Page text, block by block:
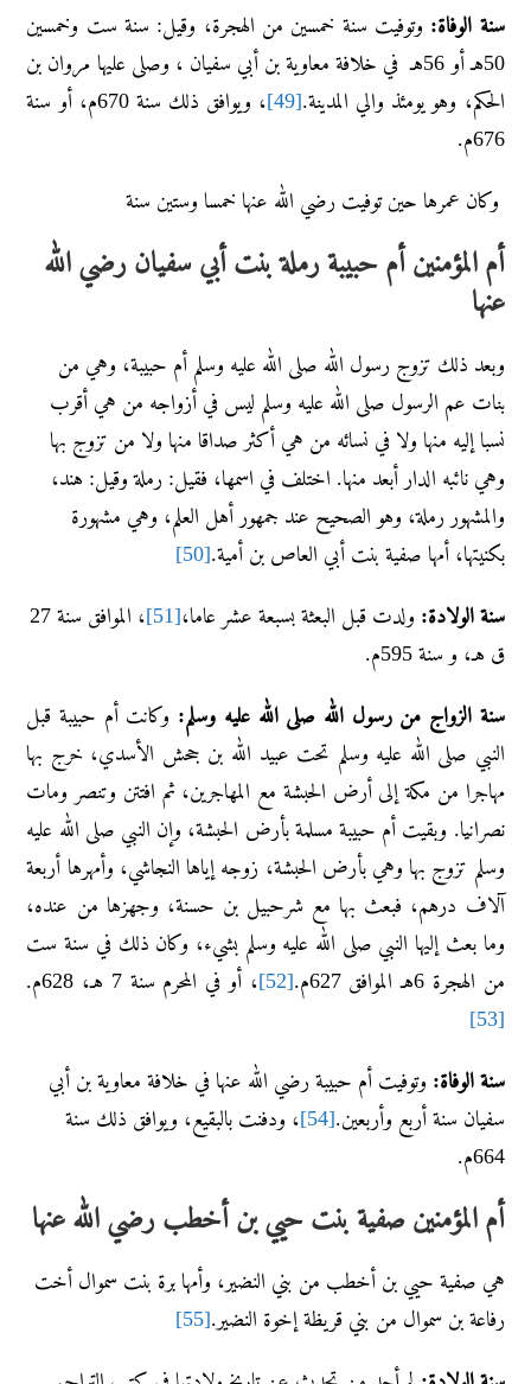
سنة الوفاة: وتوفيت سنة خمسين من الهجرة، وقيل: سنة ست وخمسين
50هـ أو 56هـ في خلافة معاوية بن أبي سفيان ، وصلى عليها مروان بن
الحكم، وهو يومئذ والي المدينة.[49]
، ويوافق ذلك سنة 670م، أو سنة
676م.
وكان عمرها حين توفيت رضي الله عنها خمسا وستين سنة
أم المؤمنين أم حبيبة رملة بنت أبي سفيان رضي الله
عنها
وبعد ذلك تزوج رسول الله صلى الله عليه وسلم أم حبيبة، وهي من
بنات عم الرسول صلى الله عليه وسلم ليس في أزواجه من هي أقرب
نسبا إليه منها ولا في نسائه من هي أكثر صداقا منها ولا من تزوج بها
وهي نائبه الدار أبعد منها. اختلف في اسمها، فقيل: رملة وقيل: هند،
والمشهور رملة، وهو الصحيح عند جمهور أهل العلم، وهي مشهورة
بكنيتها، أمها صفية بنت أبي العاص بن أمية.[50]
سنة الولادة: ولدت قبل البعثة بسبعة عشر عاما،[51]
، الموافق سنة 27
ق هـ، و سنة 595م.
سنة الزواج من رسول الله صلى الله عليه وسلم: وكانت أم حبيبة قبل
النبي صلى الله عليه وسلم تحت عبيد الله بن جحش الأسدي، خرج بها
مهاجرا من مكة إلى أرض الحبشة مع المهاجرين، ثم افتتن وتنصر ومات
نصرانيا. وبقيت أم حبيبة مسلمة بأرض الحبشة، وإن النبي صلى الله عليه
وسلم تزوج بها وهي بأرض الحبشة، زوجه إياها النجاشي، وأمهرها أربعة
آلاف درهم، فبعث بها مع شرحبيل بن حسنة، وجهزها من عنده،
وما بعث إليها النبي صلى الله عليه وسلم بشيء، وكان ذلك في سنة ست
من الهجرة 6هـ الموافق 627م.
[52]
، أو في المحرم سنة 7 هـ، 628م.
[53]
سنة الوفاة: وتوفيت أم حبيبة رضي الله عنها في خلافة معاوية بن أبي
سفيان سنة أربع وأربعين.[54]
، ودفنت بالبقيع، ويوافق ذلك سنة
664م.
أم المؤمنين صفية بنت حيي بن أخطب رضي الله عنها
هي صفية حيي بن أخطب من بني النضير، وأمها برة بنت سموال أخت
رفاعة بن سموال من بني قريظة إخوة النضير.[55]